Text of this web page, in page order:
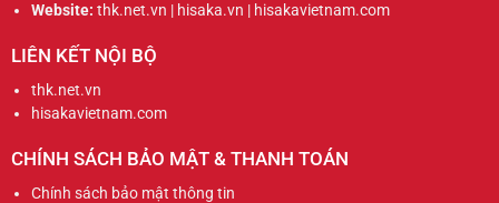
Website: thk.net.vn | hisaka.vn | hisakavietnam.com
LIÊN KẾT NỘI BỘ
thk.net.vn
hisakavietnam.com
CHÍNH SÁCH BẢO MẬT & THANH TOÁN
Chính sách bảo mật thông tin